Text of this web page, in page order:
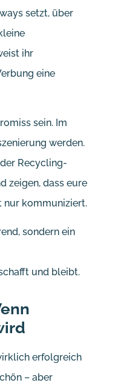
setzt, über
ihr
eine
sein. Im
werden.
Recycling-
zeigen, dass eure
nur kommuniziert.
sondern ein
und bleibt.
erfolgreich
– aber